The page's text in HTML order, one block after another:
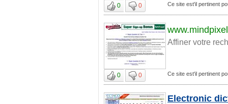
0 0 Ce site est'il pertinent
Affiner votre
0 0 Ce site est'il pertinent
Electronic